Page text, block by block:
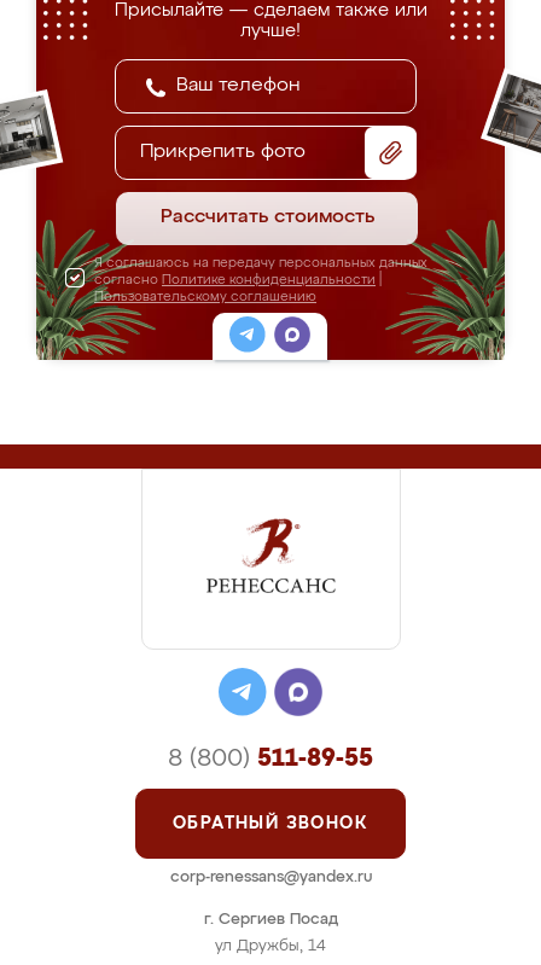
Присылайте — сделаем также или
лучше!
Прикрепить фото
Рассчитать стоимость
Я соглашаюсь на передачу персональных данных
согласно Политике конфиденциальности
Пользовательскому соглашению
г. Сергиев Посад
ул Дружбы, 14
8 (800) 511-89-55
ОБРАТНЫЙ ЗВОНОК
corp-renessans@yandex.ru